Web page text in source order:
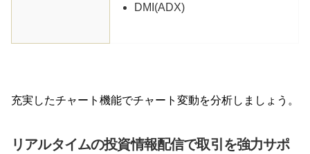
DMI(ADX)
充実したチャート機能でチャート変動を分析しましょう。
リアルタイムの投資情報配信で取引を強力サポ